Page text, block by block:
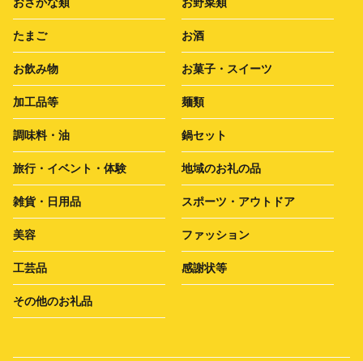
たまご お酒
お飲み物 お菓子・スイーツ
加工品等 麺類
調味料・油 鍋セット
旅行・イベント・体験 地域のお礼の品
雑貨・日用品 スポーツ・アウトドア
美容 ファッション
工芸品 感謝状等
その他のお礼品